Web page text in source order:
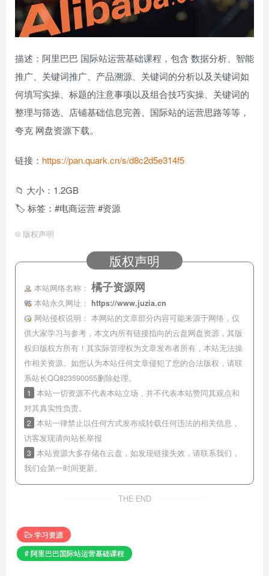
描述：阿里巴巴 国际站运营基础课程，包含 数据分析、智能
推广、关键词推广、产品溯源、关键词的分析以及关键词如
何填写实操、标题的注意事项以及组合技巧实操、关键词的
整理与筛选、店铺基础信息完善、国际站的运营思路等等，
夸克 网盘资源下载。
链接： https://pan.quark.cn/s/d8c2d5e314f5
📁 大小：1.2GB
🏷 标签：#电商运营 #资源
© 版权声明
版权声明
本站网络名称： 橘子资源网
本站永久网址：
https://www.juzia.cn
网站侵权说明： 本网站的文章部分内容可能来源于网络，仅
供大家学习与参考，本文内所有链接指向的云盘网盘资源，其版
权归版权方所有！其实际管理权为文章发布者所有，本站无法操
作相关资源。如您认为本站任何文章侵犯了您的合法版权，请联
系站长QQ823590055删除处理。
1
本站一切资源不代表本站立场，并不代表本站赞同其观点和
对其真实性负责。
2 本站一律禁止以任何方式发布或转载任何违法的相关信息，
访客发现请向站长举报
3 本站资源大多存储在云盘，如发现链接失效，请联系我们，
我们会第一时间更新。
THE END
学习资源
# 阿里巴巴国际站运营基础课程